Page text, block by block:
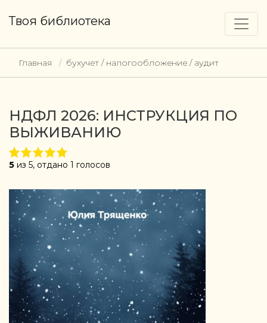
Твоя библиотека
Главная бухучет / налогообложение / аудит
НДФЛ 2026: ИНСТРУКЦИЯ ПО
ВЫЖИВАНИЮ
5 из 5, отдано 1 голосов